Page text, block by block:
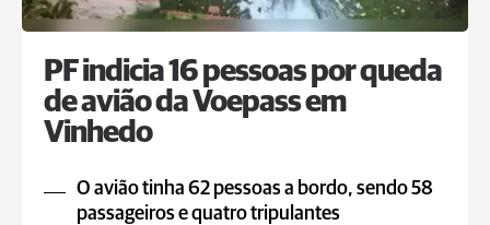
PF indicia 16 pessoas por queda
de avião da Voepass em
Vinhedo
O avião tinha 62 pessoas a bordo, sendo 58
passageiros e quatro tripulantes